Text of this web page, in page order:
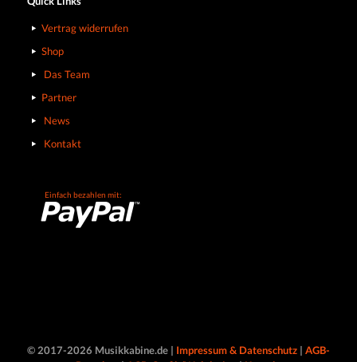
Vertrag widerrufen
Shop
Das Team
Partner
News
Kontakt
Einfach bezahlen mit:
© 2017-2026 Musikkabine.de | Impressum & Datenschutz | AGB-